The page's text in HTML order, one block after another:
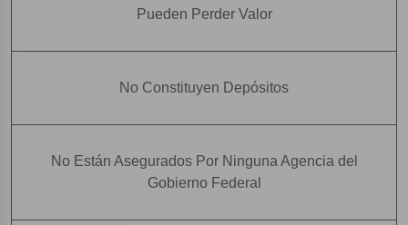
Pueden Perder Valor
No Constituyen Depósitos
No Están Asegurados Por Ninguna Agencia del
Gobierno Federal